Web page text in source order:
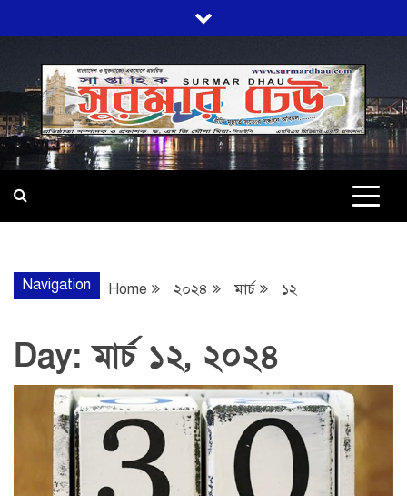
to
content
প্রতি মূহুর্তে সত্যের সন্ধানে অবিচল…
Navigation Home ২০২৪ মার্চ ১২
Day:মার্চ ১২, ২০২৪